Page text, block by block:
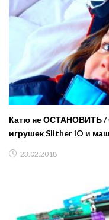
Катю не ОСТАНОВИТЬ /
игрушек Slither iO и
23.02.2018